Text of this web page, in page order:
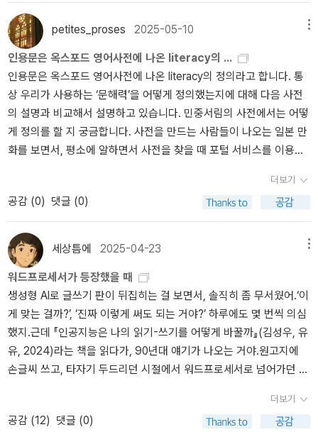
사라지지 않고 인류의 미래를 이어가는데 쓰이기를 바랍니다.
petites_proses 2025-05-10
인용문은 옥스포드 영어사전에 나온 literacy의 ...
인용문은 옥스포드 영어사전에 나온 literacy의 정의라고 합니다. 통
상 우리가 사용하는 ‘문해력’을 어떻게 정의했는지에 대해 다음 사전
의 설명과 비교해서 설명하고 있습니다. 민중서림의 사전에서는 어떻
게 정의를 할 지 궁금합니다. 사전을 만드는 사람들이 나오는 일본 만
화를 보면서, 평소에 알하면서 사전을 찾을 때 포털 서비스를 이용할
지 떠올려보게 됩니다. * “우리말큰사전”으로 검색하니 삼성출판사
에서 1989년에 나온 «새우리만큰사전»은 절판됐습니다. ** “국어사
전”으로 검색하니 만중서관에서 2003년에 나온 «국어사전(새로나
온)»은 품절됐습니다. *** 아, 다행히 민중서림에서는 아직 국어사전
이 나오고 있습니다.첫 번째는 '글을 읽을 수 있는 자질•조건 또는 상
태. 읽고 쓰는 능력. 또한 특정 공동체•지역•기간 등에서 읽고 쓰는
능력이 미치는 범위'이고 두 번째는 '(대개 수식어를 동반한) 확정된
사용의 경우, 특수한 주제나 미디어를 ’읽어 내는‘ 능력. 특정 영역의
역량이나 지식'입니다.
더보기
공감 (0) 댓글 (0)
세상틈에 2025-04-23
워드프로세서가 등장했을 때
생성형 AI로 글쓰기 판이 뒤집히는 걸 보면서, 솔직히 좀 무서웠어.‘이
게 맞는 걸까?’, ‘진짜 이렇게 써도 되는 거야?’ 하루에도 몇 번씩 의심
했지.근데 『인공지능은 나의 읽기-쓰기를 어떻게 바꿀까』(김성우, 유
유, 2024)라는 책을 읽다가, 90년대 얘기가 나오는 거야.원고지에
손글씨 쓰고, 타자기 두드리던 시절에서 워드프로세서로 넘어가던 그
이런 생각 했을지도 몰라.하지만 결국 다 적응했고, 글쓰기는 여전히
살아남았잖아.그러고 보니, 지금 이 변화도 그렇게까지 두려워할 필
더보기
공감 (12) 댓글 (0)